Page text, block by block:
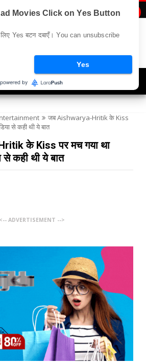
जब Aishwarya-Hritik के Kiss
से कही थी ये बात
के Kiss पर मच गया था
से कही थी ये बात
<-- ADVERTISEMENT -->
Movies Click on Yes Button
Yes बटन दबाएँ। You can unsubscribe
Yes